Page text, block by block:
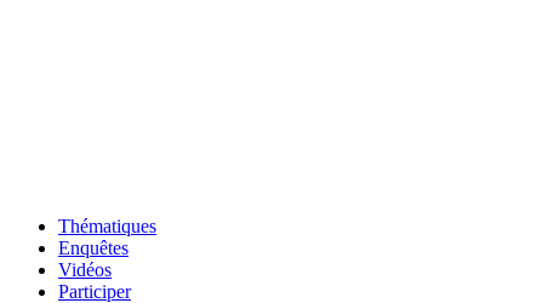
Thématiques
Enquêtes
Vidéos
Participer